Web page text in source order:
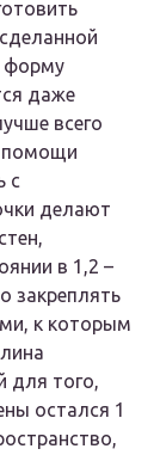
форму
даже
всего
помощи
с
делают
в 1,2 –
закреплять
к которым
для того,
остался 1